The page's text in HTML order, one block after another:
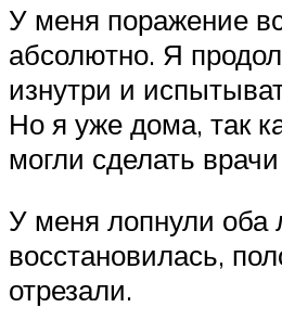
У меня поражение
абсолютно. Я
изнутри и
Но я уже дома, так
могли сделать
У меня лопнули оба
восстановилась,
отрезали.